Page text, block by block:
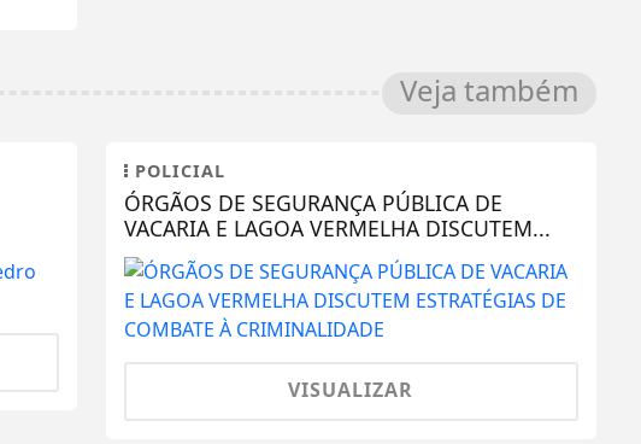
Veja também
POLICIAL
ÓRGÃOS DE SEGURANÇA PÚBLICA DE
VACARIA E LAGOA VERMELHA DISCUTEM...
VISUALIZAR